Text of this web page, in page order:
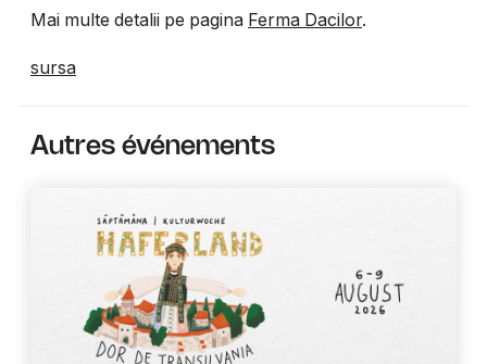
Mai multe detalii pe pagina Ferma Dacilor.
sursa
Autres événements